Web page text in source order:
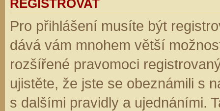
REGISTROVAT
Pro přihlášení musíte být
dává vám mnohem větší
rozšířené pravomoci
ujistěte, že jste se obeznámili s
s dalšími pravidly a ujednáními.